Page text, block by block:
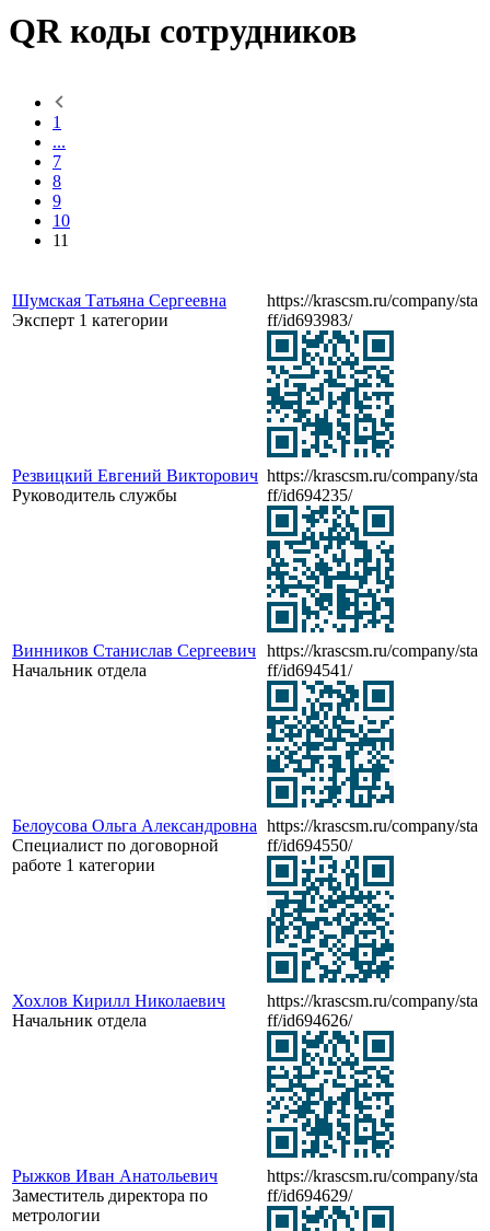
QR коды сотрудников
1
...
7
8
9
10
11
Шумская Татьяна Сергеевна
Эксперт 1 категории
https://krascsm.ru/company/sta
ff/id693983/
Резвицкий Евгений Викторович
Руководитель службы
https://krascsm.ru/company/sta
ff/id694235/
Винников Станислав Сергеевич
Начальник отдела
https://krascsm.ru/company/sta
ff/id694541/
Белоусова Ольга Александровна
Специалист по договорной
работе 1 категории
https://krascsm.ru/company/sta
ff/id694550/
Хохлов Кирилл Николаевич
Начальник отдела
https://krascsm.ru/company/sta
ff/id694626/
Рыжков Иван Анатольевич
Заместитель директора по
метрологии
https://krascsm.ru/company/sta
ff/id694629/